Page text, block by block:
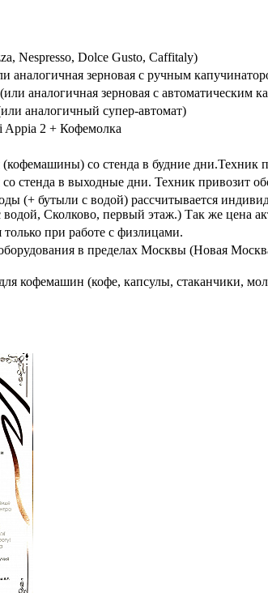
Nespresso, Dolce Gusto, Caffitaly)
аналогичная зерновая с ручным
аналогичная зерновая c автоматическим
аналогичный супер-автомат)
Appia 2 + Кофемолка
со стенда в будние дни.Техник
стенда в выходные дни. Техник привозит
(+ бутыли с водой) рассчитывается
Сколково, первый этаж.) Так же цена
только при работе с физлицами.
в пределах Москвы (Новая
кофемашин (кофе, капсулы, стаканчики,